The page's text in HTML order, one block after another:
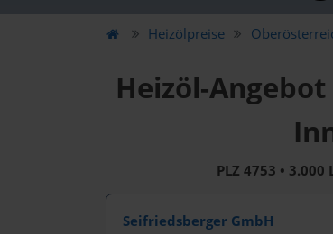
Heizölpreise
Heizöl-
PLZ 4753 •
Seifriedsberger GmbH